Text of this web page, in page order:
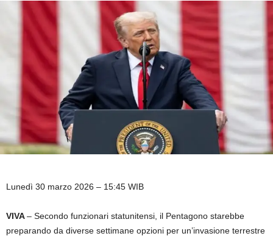
Lunedì 30 marzo 2026 – 15:45 WIB
VIVA– Secondo funzionari statunitensi, il Pentagono starebbe
preparando da diverse settimane opzioni per un’invasione terrestre